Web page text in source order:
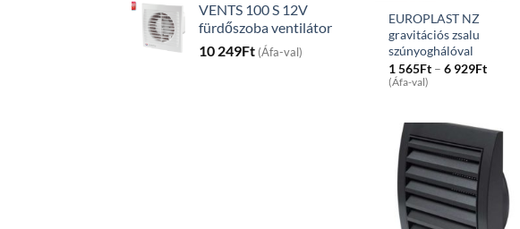
VENTS 100 S 12V
fürdőszoba ventilátor
10 249Ft (Áfa-val)
EUROPLAST NZ
gravitációs zsalu
szúnyoghálóval
1 565Ft – 6 929FtPrice
6
929Ft
(Áfa-val)